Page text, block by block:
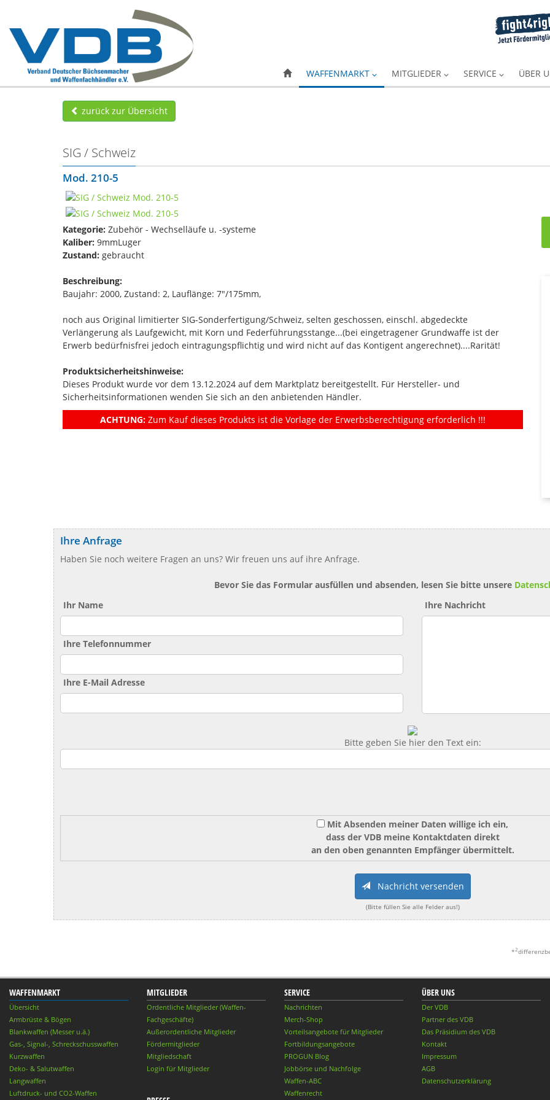
WAFFENMARKT MITGLIEDER SERVICE ÜBER
zurück zur Übersicht
SIG / Schweiz
Mod. 210-5
Kategorie: Zubehör - Wechselläufe u. -systeme
Kaliber: 9mmLuger
Zustand: gebraucht
Beschreibung:
Baujahr: 2000, Zustand: 2, Lauflänge: 7"/175mm,
noch aus Original limitierter SIG-Sonderfertigung/Schweiz, selten geschossen, einschl. abgedeckte
Verlängerung als Laufgewicht, mit Korn und Federführungsstange...(bei eingetragener Grundwaffe ist der
Erwerb bedürfnisfrei jedoch eintragungspflichtig und wird nicht auf das Kontigent angerechnet)....Rarität!
Produktsicherheitshinweise:
Dieses Produkt wurde vor dem 13.12.2024 auf dem Marktplatz bereitgestellt. Für Hersteller- und
Sicherheitsinformationen wenden Sie sich an den anbietenden Händler.
ACHTUNG: Zum Kauf dieses Produkts ist die Vorlage der Erwerbsberechtigung erforderlich !!!
Ihre Anfrage
Haben Sie noch weitere Fragen an uns? Wir freuen uns auf ihre Anfrage.
Bevor Sie das Formular ausfüllen und absenden, lesen Sie bitte unsere
Ihr Name
Ihre Telefonnummer
Ihre E-Mail Adresse
Ihre Nachricht
Bitte geben Sie hier den Text ein:
Mit Absenden meiner Daten willige ich ein,
dass der VDB meine Kontaktdaten direkt
an den oben genannten Empfänger übermittelt.
Nachricht versenden
(Bitte füllen Sie alle Felder aus!)
*2
WAFFENMARKT
Übersicht
Armbrüste & Bögen
Blankwaffen (Messer u.ä.)
Gas-, Signal-, Schreckschusswaffen
Kurzwaffen
Deko- & Salutwaffen
Langwaffen
Luftdruck- und CO2-Waffen
MITGLIEDER
Ordentliche Mitglieder (Waffen-
Fachgeschäfte)
Außerordentliche Mitglieder
Fördermitglieder
Mitgliedschaft
Login für Mitglieder
SERVICE
Nachrichten
Merch-Shop
Vorteilsangebote für Mitglieder
Fortbildungsangebote
PROGUN Blog
Jobbörse und Nachfolge
Waffen-ABC
Waffenrecht
ÜBER UNS
Der VDB
Partner des VDB
Das Präsidium des VDB
Kontakt
Impressum
AGB
Datenschutzerklärung